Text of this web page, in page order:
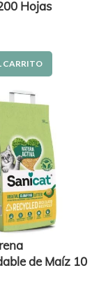
Hojas
CARRITO
de Maíz 10